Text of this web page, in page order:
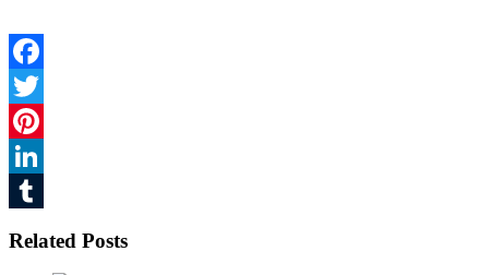
Facebook
Twitter
Pinterest
LinkedIn
Related Posts